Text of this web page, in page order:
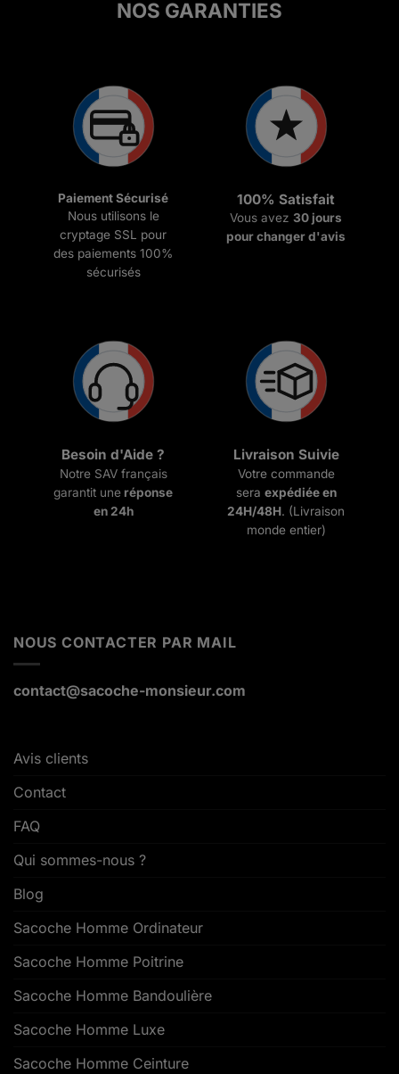
NOS GARANTIES
Paiement Sécurisé
Nous utilisons le
cryptage SSL pour
des paiements 100%
sécurisés
100% Satisfait
Vous avez 30 jours
pour changer d'avis
Besoin d'Aide ?
Notre SAV français
garantit une réponse
en 24h
Livraison Suivie
Votre commande
sera expédiée en
24H/48H. (Livraison
monde entier)
NOUS CONTACTER PAR MAIL
contact@sacoche-monsieur.com
Avis clients
Contact
FAQ
Qui sommes-nous ?
Blog
Sacoche Homme Ordinateur
Sacoche Homme Poitrine
Sacoche Homme Bandoulière
Sacoche Homme Luxe
Sacoche Homme Ceinture